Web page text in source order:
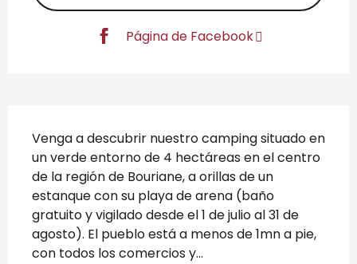
Página de Facebook
Venga a descubrir nuestro camping situado en
un verde entorno de 4 hectáreas en el centro
de la región de Bouriane, a orillas de un
estanque con su playa de arena (baño
gratuito y vigilado desde el 1 de julio al 31 de
agosto). El pueblo está a menos de 1mn a pie,
con todos los comercios y...